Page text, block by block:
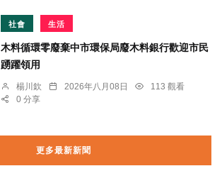
社會 生活
木料循環零廢棄中市環保局廢木料銀行歡迎市民
踴躍領用
楊川欽 2026年八月08日
113 觀看
0 分享
更多最新新聞